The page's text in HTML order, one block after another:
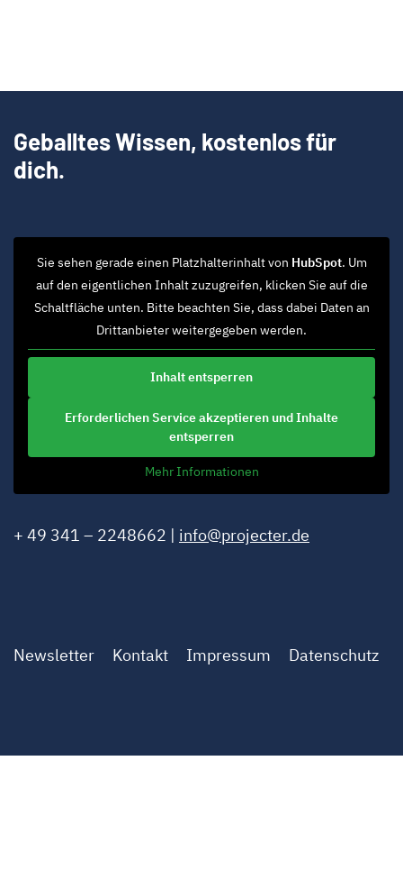
Geballtes Wissen, kostenlos für
dich.
Sie sehen gerade einen Platzhalterinhalt von HubSpot. Um
auf den eigentlichen Inhalt zuzugreifen, klicken Sie auf die
Schaltfläche unten. Bitte beachten Sie, dass dabei Daten an
Drittanbieter weitergegeben werden.
Inhalt entsperren
Erforderlichen Service akzeptieren und Inhalte
entsperren
Mehr Informationen
+ 49 341 – 2248662 | info@projecter.de
Newsletter Kontakt Impressum Datenschutz